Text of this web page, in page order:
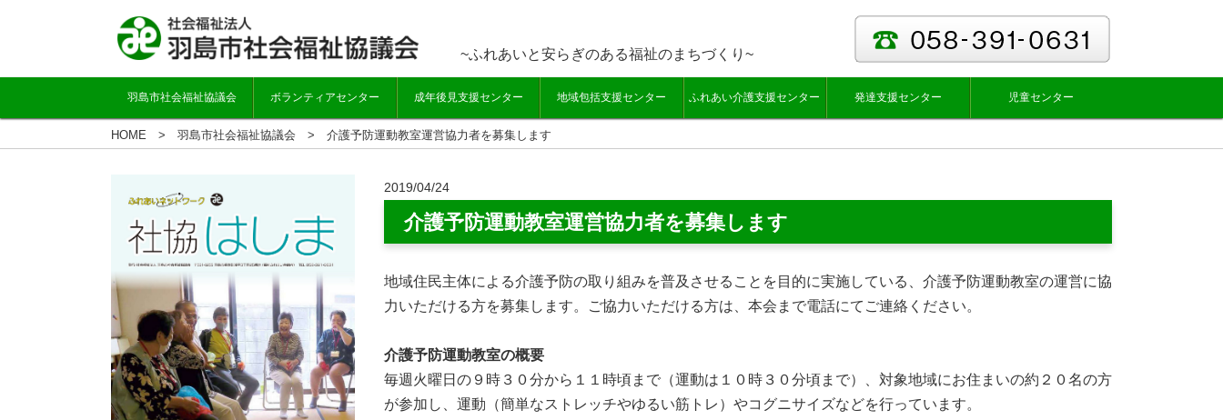
~ふれあいと安らぎのある福祉のまちづくり~
羽島市社会福祉協議会 ボランティアセンター 成年後見支援センター 地域包括支援センター ふれあい介護支援センター 発達支援センター 児童センター
HOME 羽島市社会福祉協議会 介護予防運動教室運営協力者を募集します
2019/04/24
介護予防運動教室運営協力者を募集します
地域住民主体による介護予防の取り組みを普及させることを目的に実施している、介護予防運動教室の運営に協
力いただける方を募集します。ご協力いただける方は、本会まで電話にてご連絡ください。
介護予防運動教室の概要
毎週火曜日の９時３０分から１１時頃まで（運動は１０時３０分頃まで）、対象地域にお住まいの約２０名の方
が参加し、運動（簡単なストレッチやゆるい筋トレ）やコグニサイズなどを行っています。